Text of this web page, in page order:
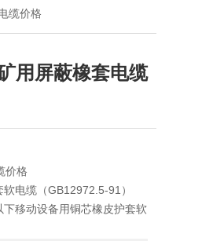
缆价格
用屏蔽橡套电缆
价格
电缆（GB12972.5-91）
移动设备用铜芯橡皮护套软